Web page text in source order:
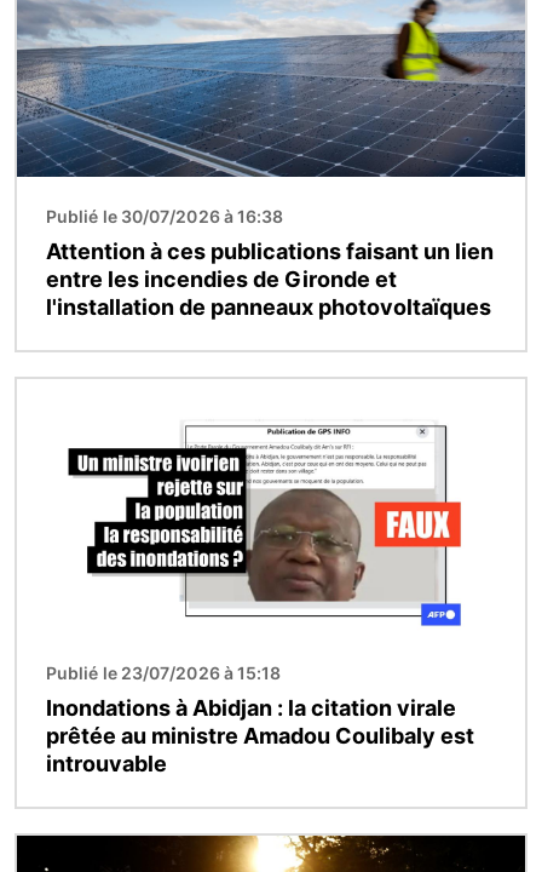
Publié le 30/07/2026 à 16:38
Attention à ces publications faisant un lien
entre les incendies de Gironde et
l'installation de panneaux photovoltaïques
Publié le 23/07/2026 à 15:18
Inondations à Abidjan : la citation virale
prêtée au ministre Amadou Coulibaly est
introuvable